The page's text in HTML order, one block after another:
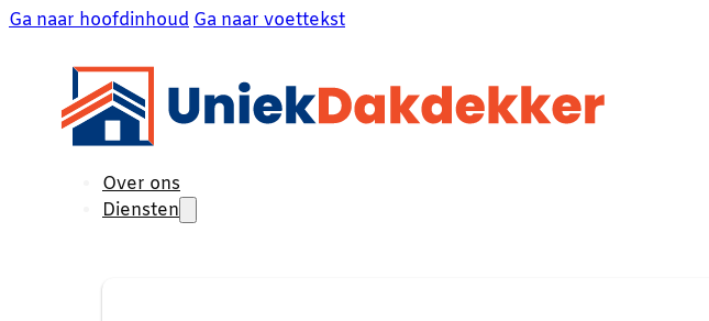
Ga naar hoofdinhoud Ga naar voettekst
Over ons
Diensten